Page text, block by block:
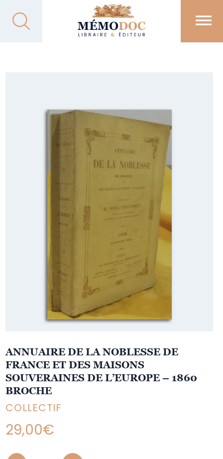
ANNUAIRE DE LA NOBLESSE DE
FRANCE ET DES MAISONS
SOUVERAINES DE L’EUROPE – 1860
BROCHE
COLLECTIF
29,00€